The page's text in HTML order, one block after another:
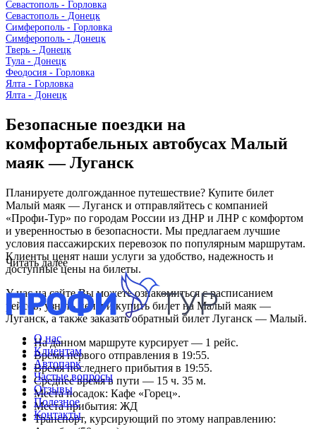
Севастополь - Горловка
Севастополь - Донецк
Симферополь - Горловка
Симферополь - Донецк
Тверь - Донецк
Тула - Донецк
Феодосия - Горловка
Ялта - Горловка
Ялта - Донецк
Безопасные поездки на
комфортабельных автобусах Малый
маяк — Луганск
Планируете долгожданное путешествие? Купите билет
Малый маяк — Луганск и отправляйтесь с компанией
«Профи-Тур» по городам России из ДНР и ЛНР с комфортом
и уверенностью в безопасности. Мы предлагаем лучшие
условия пассажирских перевозок по популярным маршрутам.
Клиенты ценят наши услуги за удобство, надежность и
доступные цены на билеты.
У нас на сайте Вы можете ознакомиться с расписанием
рейсов, узнать цены и купить билет на Малый маяк —
Луганск, а также заказать обратный билет Луганск — Малый.
На данном маршруте курсирует — 1 рейс.
Время первого отправления в 19:55.
Время последнего прибытия в 19:55.
Среднее время в пути — 15 ч. 35 м.
Места посадок: Кафе «Горец».
Места прибытия: ЖД
Транспорт, курсирующий по этому направлению:
Читать далее
О нас
Клиентам
Автопарк
Частые вопросы
Отзывы
Полезное
Контакты